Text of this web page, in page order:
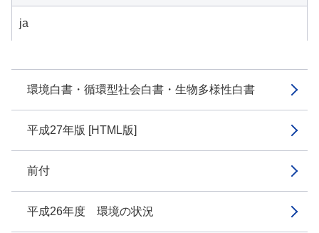
環境白書・循環型社会白書・生物多様性白書
平成27年版 [HTML版]
前付
平成26年度 環境の状況
ja